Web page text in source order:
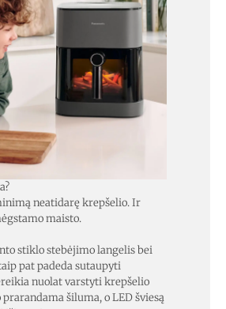
neatidarę krepšelio. Ir
maisto.
stiklo stebėjimo langelis bei
pat padeda sutaupyti
nuolat varstyti krepšelio
šiluma, o LED šviesą